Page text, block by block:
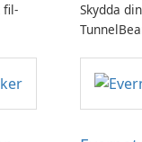
fil-
Skydda